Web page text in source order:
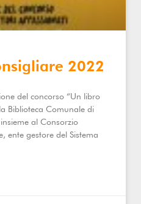
2022
del concorso “Un libro
Biblioteca Comunale di
al Consorzio
ente gestore del Sistema